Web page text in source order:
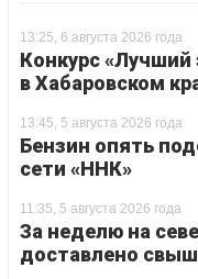
13:25, 6 августа 2026 года
Конкурс «Лучший
в Хабаровском
13:45, 5 августа 2026 года
Бензин опять
сети «ННК»
11:35, 5 августа 2026 года
За неделю на
доставлено